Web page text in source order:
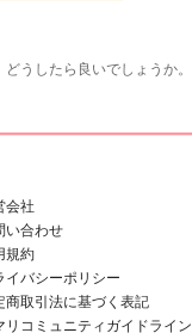
うしたら良いでしょうか。
会社
い合わせ
規約
イバシーポリシー
商取引法に基づく表記
リコミュニティガイドライン